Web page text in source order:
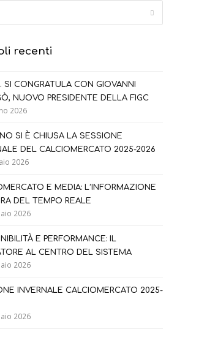
recenti
SI CONGRATULA CON GIOVANNI
NUOVO PRESIDENTE DELLA FIGC
2026
SI È CHIUSA LA SESSIONE
DEL CALCIOMERCATO 2025-2026
2026
E MEDIA: L’INFORMAZIONE
DEL TEMPO REALE
2026
E PERFORMANCE: IL
AL CENTRO DEL SISTEMA
2026
INVERNALE CALCIOMERCATO 2025-
2026